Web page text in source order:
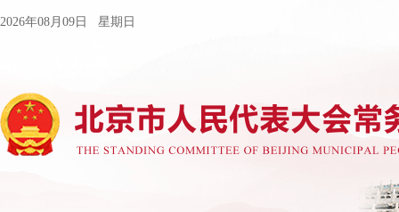
2026年08月09日 星期日